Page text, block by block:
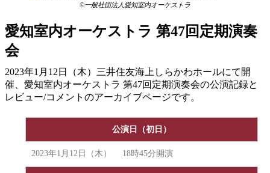
©一般社団法人愛知室内オーケストラ
愛知室内オーケストラ 第47回定期演奏
会
2023年1月12日（木）三井住友海上しらかわホールにて開
催、愛知室内オーケストラ 第47回定期演奏会の公演記録と
レビュー/コメントのアーカイブページです。
公演日（初日）
2023年1月12日（木） 18時45分開演